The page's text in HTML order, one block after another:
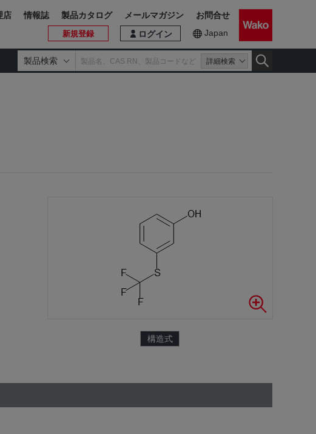
製品検索 詳細検索
ログイン
新規登録 Japan
店 情報誌 製品カタログ メールマガジン お問合せ
構造式